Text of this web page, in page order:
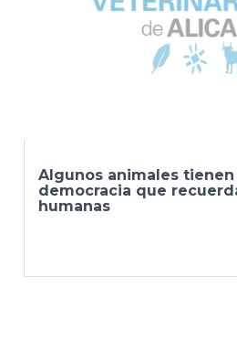
Algunos animales
democracia que
humanas